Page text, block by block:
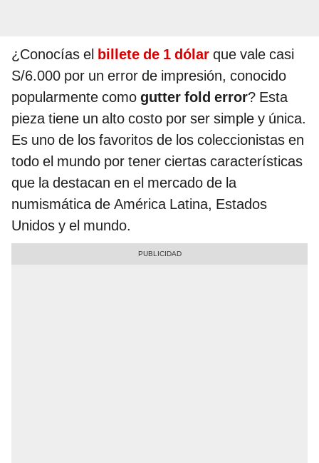
¿Conocías el billete de 1 dólar que vale casi
S/6.000 por un error de impresión, conocido
popularmente como gutter fold error? Esta
pieza tiene un alto costo por ser simple y única.
Es uno de los favoritos de los coleccionistas en
todo el mundo por tener ciertas características
que la destacan en el mercado de la
numismática de América Latina, Estados
Unidos y el mundo.